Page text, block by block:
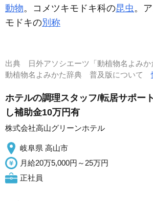
動物。コメツキモドキ科の昆虫。
モドキの別称
出典
日外アソシエーツ「動植物名よみ
動植物名よみかた辞典 普及版について
ホテルの調理スタッフ/転居サポー
し補助金10万円有
株式会社高山グリーンホテル
岐阜県 高山市
月給20万5,000円～25万円
正社員